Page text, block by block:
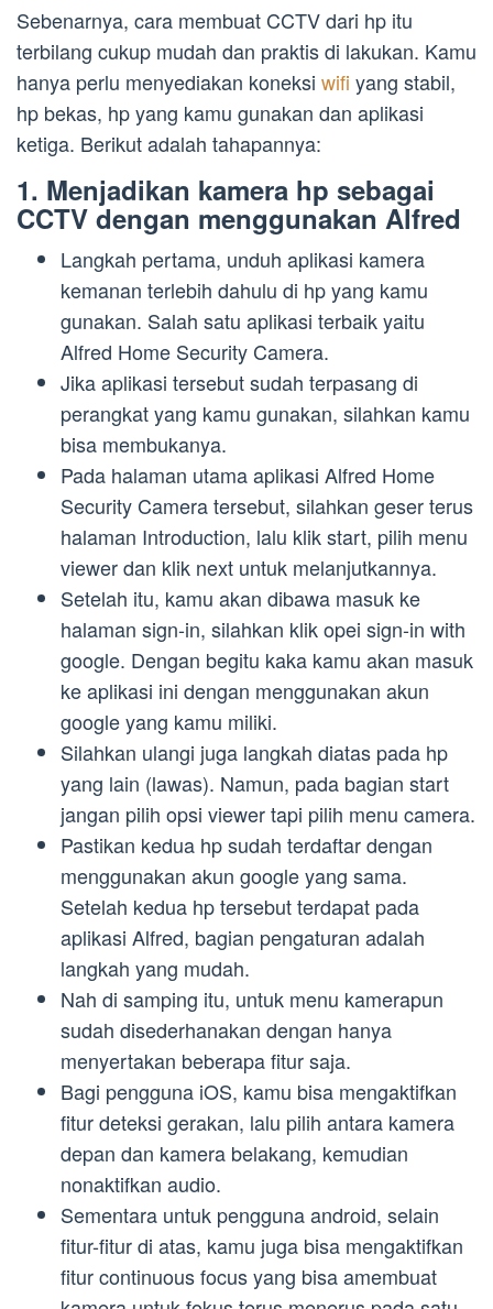
Sebenarnya, cara membuat CCTV dari hp itu
terbilang cukup mudah dan praktis di lakukan. Kamu
hanya perlu menyediakan koneksi wifi yang stabil,
hp bekas, hp yang kamu gunakan dan aplikasi
ketiga. Berikut adalah tahapannya:
1. Menjadikan kamera hp sebagai
CCTV dengan menggunakan Alfred
Langkah pertama, unduh aplikasi kamera
kemanan terlebih dahulu di hp yang kamu
gunakan. Salah satu aplikasi terbaik yaitu
Alfred Home Security Camera.
Jika aplikasi tersebut sudah terpasang di
perangkat yang kamu gunakan, silahkan kamu
bisa membukanya.
Pada halaman utama aplikasi Alfred Home
Security Camera tersebut, silahkan geser terus
halaman Introduction, lalu klik start, pilih menu
viewer dan klik next untuk melanjutkannya.
Setelah itu, kamu akan dibawa masuk ke
halaman sign-in, silahkan klik opei sign-in with
google. Dengan begitu kaka kamu akan masuk
ke aplikasi ini dengan menggunakan akun
google yang kamu miliki.
Silahkan ulangi juga langkah diatas pada hp
yang lain (lawas). Namun, pada bagian start
jangan pilih opsi viewer tapi pilih menu camera.
Pastikan kedua hp sudah terdaftar dengan
menggunakan akun google yang sama.
Setelah kedua hp tersebut terdapat pada
aplikasi Alfred, bagian pengaturan adalah
langkah yang mudah.
Nah di samping itu, untuk menu kamerapun
sudah disederhanakan dengan hanya
menyertakan beberapa fitur saja.
Bagi pengguna iOS, kamu bisa mengaktifkan
fitur deteksi gerakan, lalu pilih antara kamera
depan dan kamera belakang, kemudian
nonaktifkan audio.
Sementara untuk pengguna android, selain
fitur-fitur di atas, kamu juga bisa mengaktifkan
fitur continuous focus yang bisa amembuat